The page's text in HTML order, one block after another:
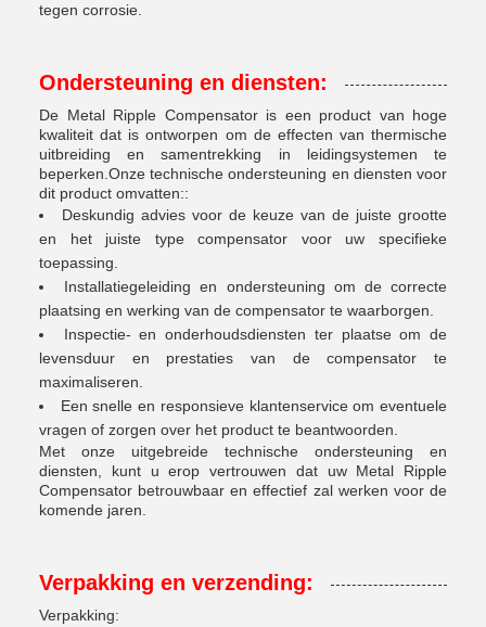
tegen corrosie.
Ondersteuning en diensten:
De Metal Ripple Compensator is een product van hoge
kwaliteit dat is ontworpen om de effecten van thermische
uitbreiding en samentrekking in leidingsystemen te
beperken.Onze technische ondersteuning en diensten voor
dit product omvatten::
Deskundig advies voor de keuze van de juiste grootte
en het juiste type compensator voor uw specifieke
toepassing.
Installatiegeleiding en ondersteuning om de correcte
plaatsing en werking van de compensator te waarborgen.
Inspectie- en onderhoudsdiensten ter plaatse om de
levensduur en prestaties van de compensator te
maximaliseren.
Een snelle en responsieve klantenservice om eventuele
vragen of zorgen over het product te beantwoorden.
Met onze uitgebreide technische ondersteuning en
diensten, kunt u erop vertrouwen dat uw Metal Ripple
Compensator betrouwbaar en effectief zal werken voor de
komende jaren.
Verpakking en verzending:
Verpakking: